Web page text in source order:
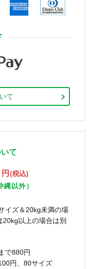
て
て
円 (税込)
縄以外）
イズ＆20kg未満の場
以上の場合は別
で880円
円、80サイズ